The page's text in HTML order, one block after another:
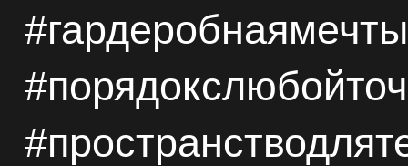
#гардеробнаямечты